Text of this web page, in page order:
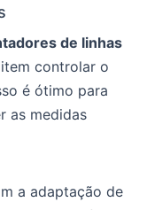
de linhas
controlar o
é ótimo para
as medidas
a adaptação de